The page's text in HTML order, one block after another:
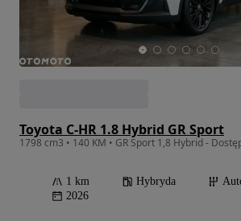
Toyota C-HR 1.8 Hybrid GR Sport
1798 cm3 • 140 KM • GR Sport 1,8 Hybrid -
1 km Hybryda
2026